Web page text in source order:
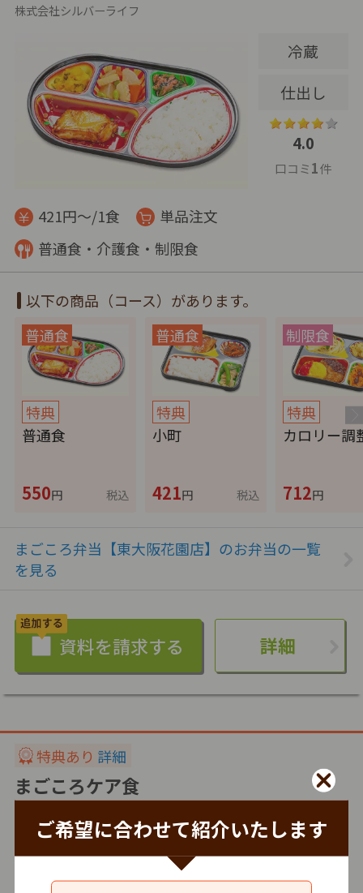
ご希望に合わせて紹介いたします
株式会社シルバーライフ
冷蔵
仕出し
4.0
口コミ1件
421円～/1食
単品注文
普通食・介護食・制限食
以下の商品（コース）があります。
特典
普通食
550円 税込
特典
小町
421円 税込
特典
カロリー調
712円
まごころ弁当【東大阪花園店】のお弁当の一覧
を見る
詳細
特典あり 詳細
まごころケア食
冷凍